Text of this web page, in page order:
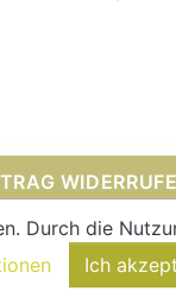
- tmms-verlag
Durch die
Ich